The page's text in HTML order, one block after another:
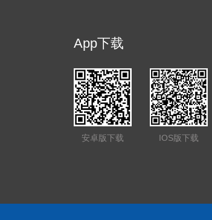
App下载
安卓版下载 IOS版下载